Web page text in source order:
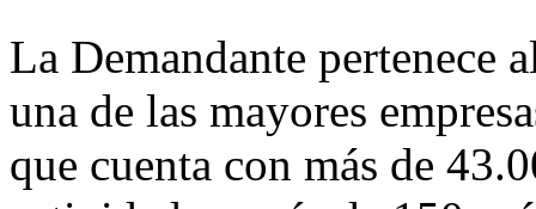
La Demandante
una de las mayores
que cuenta con más de